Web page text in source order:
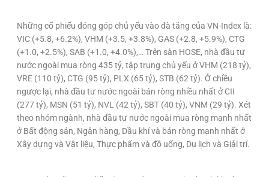
Những cổ phiếu đóng góp chủ yếu vào đà tăng của VN-Index là:
VIC (+5.8, +6.2%), VHM (+3.5, +3.8%), GAS (+2.8, +5.9%), CTG
(+1.0, +2.5%), SAB (+1.0, +4.0%),… Trên sàn HOSE, nhà đầu tư
nước ngoài mua ròng 435 tỷ, tập trung chủ yếu ở VHM (218 tỷ),
VRE (110 tỷ), CTG (95 tỷ), PLX (65 tỷ), STB (62 tỷ). Ở chiều
ngược lại, nhà đầu tư nước ngoài bán ròng nhiều nhất ở CII
(277 tỷ), MSN (51 tỷ), NVL (42 tỷ), SBT (40 tỷ), VNM (29 tỷ). Xét
theo nhóm ngành, nhà đầu tư nước ngoài mua ròng mạnh nhất
ở Bất động sản, Ngân hàng, Dầu khí và bán ròng mạnh nhất ở
Xây dựng và Vật liệu, Thực phẩm và đồ uống, Du lịch và Giải trí.